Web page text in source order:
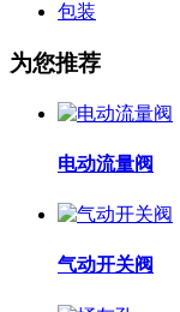
包装
为您推荐
电动流量阀
气动开关阀